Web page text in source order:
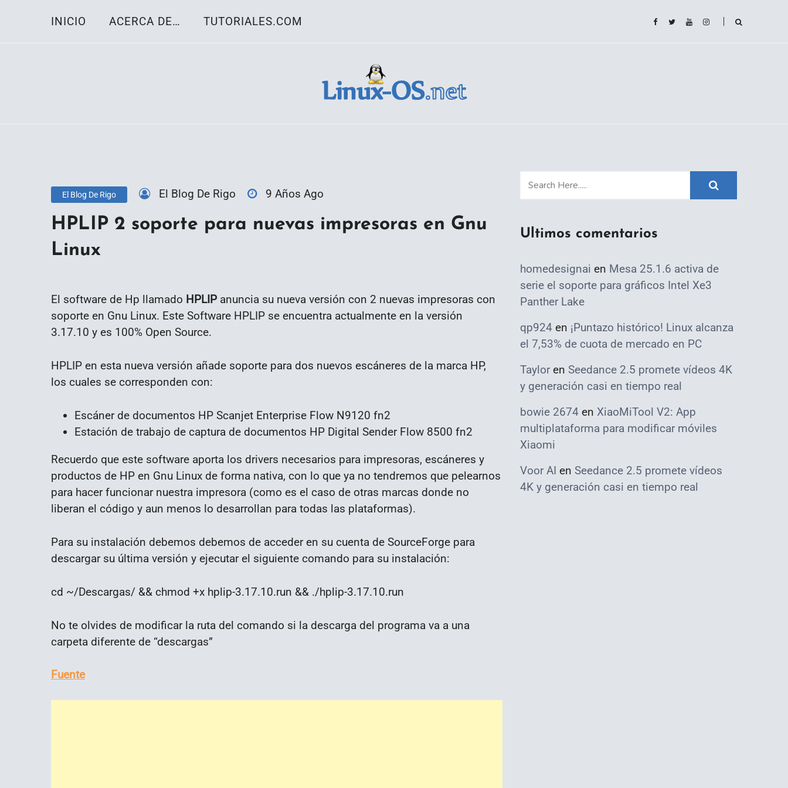
INICIO ACERCA DE… TUTORIALES.COM
El Blog De Rigo El Blog De Rigo 9 Años Ago
HPLIP 2 soporte para nuevas impresoras en Gnu
Linux
El software de Hp llamado HPLIP anuncia su nueva versión con 2 nuevas impresoras con
soporte en Gnu Linux. Este Software HPLIP se encuentra actualmente en la versión
3.17.10 y es 100% Open Source.
HPLIP en esta nueva versión añade soporte para dos nuevos escáneres de la marca HP,
los cuales se corresponden con:
Escáner de documentos HP Scanjet Enterprise Flow N9120 fn2
Estación de trabajo de captura de documentos HP Digital Sender Flow 8500 fn2
Recuerdo que este software aporta los drivers necesarios para impresoras, escáneres y
productos de HP en Gnu Linux de forma nativa, con lo que ya no tendremos que pelearnos
para hacer funcionar nuestra impresora (como es el caso de otras marcas donde no
liberan el código y aun menos lo desarrollan para todas las plataformas).
Para su instalación debemos debemos de acceder en su cuenta de SourceForge para
descargar su última versión y ejecutar el siguiente comando para su instalación:
cd ~/Descargas/ && chmod +x hplip-3.17.10.run && ./hplip-3.17.10.run
No te olvides de modificar la ruta del comando si la descarga del programa va a una
carpeta diferente de “descargas”
Fuente
Ultimos comentarios
homedesignai en Mesa 25.1.6 activa de
serie el soporte para gráficos Intel Xe3
Panther Lake
qp924 en ¡Puntazo histórico! Linux alcanza
el 7,53% de cuota de mercado en PC
Taylor en Seedance 2.5 promete vídeos 4K
y generación casi en tiempo real
bowie 2674 en XiaoMiTool V2: App
multiplataforma para modificar móviles
Xiaomi
Voor AI en Seedance 2.5 promete vídeos
4K y generación casi en tiempo real